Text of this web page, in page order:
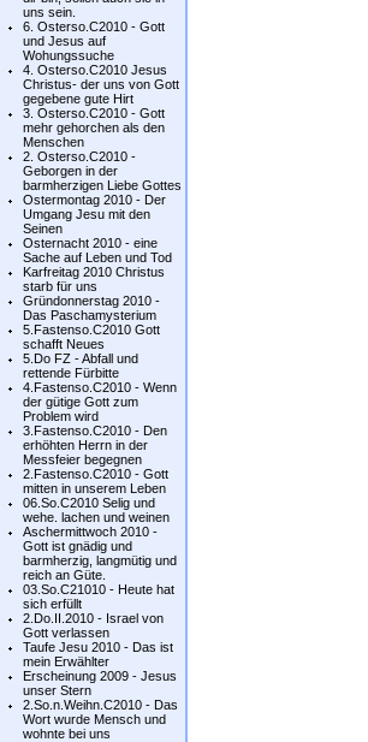
uns sein.
6. Osterso.C2010 - Gott
und Jesus auf
Wohungssuche
4. Osterso.C2010 Jesus
Christus- der uns von Gott
gegebene gute Hirt
3. Osterso.C2010 - Gott
mehr gehorchen als den
Menschen
2. Osterso.C2010 -
Geborgen in der
barmherzigen Liebe Gottes
Ostermontag 2010 - Der
Umgang Jesu mit den
Seinen
Osternacht 2010 - eine
Sache auf Leben und Tod
Karfreitag 2010 Christus
starb für uns
Gründonnerstag 2010 -
Das Paschamysterium
5.Fastenso.C2010 Gott
schafft Neues
5.Do FZ - Abfall und
rettende Fürbitte
4.Fastenso.C2010 - Wenn
der gütige Gott zum
Problem wird
3.Fastenso.C2010 - Den
erhöhten Herrn in der
Messfeier begegnen
2.Fastenso.C2010 - Gott
mitten in unserem Leben
06.So.C2010 Selig und
wehe. lachen und weinen
Aschermittwoch 2010 -
Gott ist gnädig und
barmherzig, langmütig und
reich an Güte.
03.So.C21010 - Heute hat
sich erfüllt
2.Do.II.2010 - Israel von
Gott verlassen
Taufe Jesu 2010 - Das ist
mein Erwählter
Erscheinung 2009 - Jesus
unser Stern
2.So.n.Weihn.C2010 - Das
Wort wurde Mensch und
wohnte bei uns